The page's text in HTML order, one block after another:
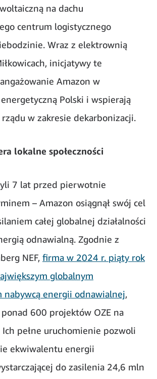
na dachu
centrum logistycznego
Wraz z elektrownią
inicjatywy te
Amazon w
Polski i wspierają
w zakresie dekarbonizacji.
lokalne społeczności
7 lat przed pierwotnie
– Amazon osiągnął swój cel
całej globalnej działalności
odnawialną. Zgodnie z
NEF, firma w 2024 r. piąty rok
globalnym
nabywcą energii odnawialnej,
600 projektów OZE na
Ich pełne uruchomienie pozwoli
ekwiwalentu energii
do zasilenia 24,6 mln